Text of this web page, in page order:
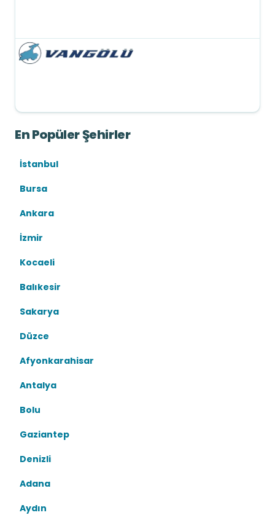
En Popüler Şehirler
İstanbul
Bursa
Ankara
İzmir
Kocaeli
Balıkesir
Sakarya
Düzce
Afyonkarahisar
Antalya
Bolu
Gaziantep
Denizli
Adana
Aydın